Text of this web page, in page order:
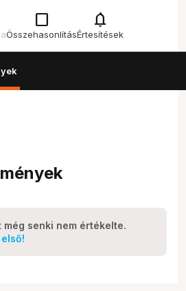
check_box_outline_blank
Összehasonlítás
notifications
Értesítések
még senki nem értékelte.